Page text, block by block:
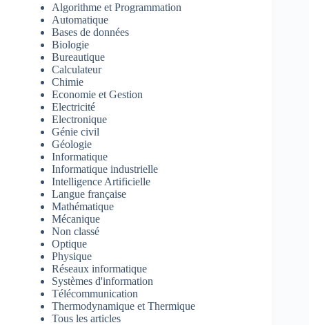
Algorithme et Programmation
Automatique
Bases de données
Biologie
Bureautique
Calculateur
Chimie
Economie et Gestion
Electricité
Electronique
Génie civil
Géologie
Informatique
Informatique industrielle
Intelligence Artificielle
Langue française
Mathématique
Mécanique
Non classé
Optique
Physique
Réseaux informatique
Systèmes d'information
Télécommunication
Thermodynamique et Thermique
Tous les articles